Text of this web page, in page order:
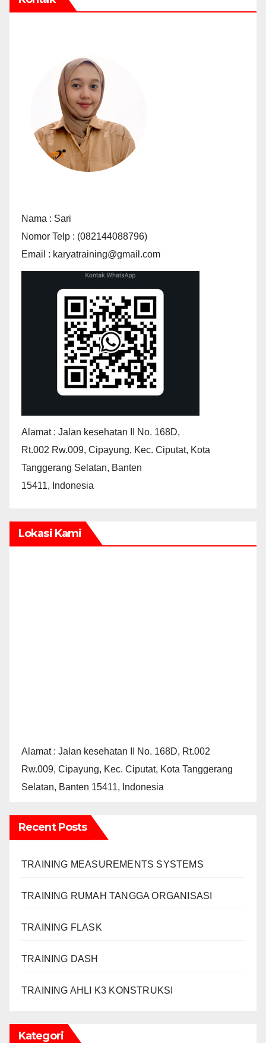
Nama : Sari
Nomor Telp : (082144088796)
Email : karyatraining@gmail.com
Alamat : Jalan kesehatan II No. 168D,
Rt.002 Rw.009, Cipayung, Kec. Ciputat, Kota
Tanggerang Selatan, Banten
15411, Indonesia
Lokasi Kami
Alamat : Jalan kesehatan II No. 168D, Rt.002
Rw.009, Cipayung, Kec. Ciputat, Kota Tanggerang
Selatan, Banten 15411, Indonesia
Recent Posts
TRAINING MEASUREMENTS SYSTEMS
TRAINING RUMAH TANGGA ORGANISASI
TRAINING FLASK
TRAINING DASH
TRAINING AHLI K3 KONSTRUKSI
Kategori